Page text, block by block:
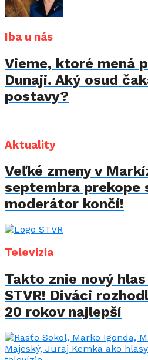
Iba u nás
Vieme, ktoré mená
Dunaji. Aký osud
postavy?
Aktuality
Veľké zmeny v
septembra prekope
moderátor končí!
Televízia
Takto znie nový
STVR! Diváci
20 rokov najlepší